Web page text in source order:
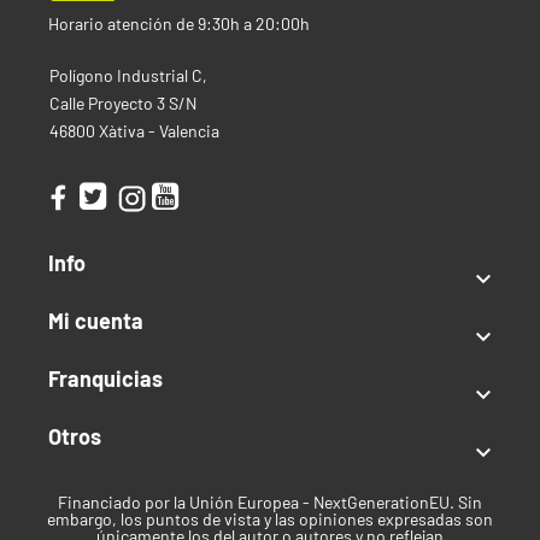
densidad de moscas blancas y siempre se debe adaptar
dosis de introducción suele ser 1-10 por m2/suelta. Las
Horario atención de 9:30h a 20:00h
Polígono Industrial C,
Calle Proyecto 3 S/N
46800 Xàtiva - Valencia
Info

Mi cuenta

Franquicias

Otros

Financiado por la Unión Europea - NextGenerationEU. Sin
embargo, los puntos de vista y las opiniones expresadas son